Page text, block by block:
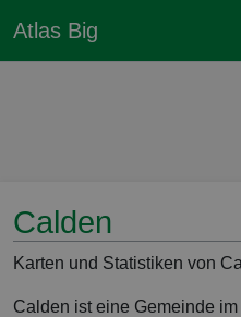
Atlas Big
Calden
Karten und Statistiken von
Calden ist eine Gemeinde